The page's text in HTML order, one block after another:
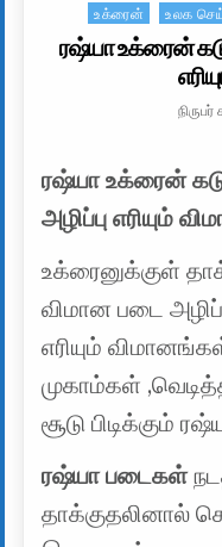
Posted in
உக்ரைன் உலக
ரஷ்யா உக்ரைன்
ரஷ்யா உக்ரைன்
அழிப்பு எரியும்
உக்ரைனுக்குள்
விமான படை
எரியும்
முகாம்கள்
சூடு பிடிக்கும்
ரஷ்யா படைகள்
தாக்குதலினால்